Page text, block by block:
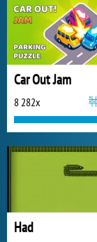
Car Out Jam
8 282x
Had